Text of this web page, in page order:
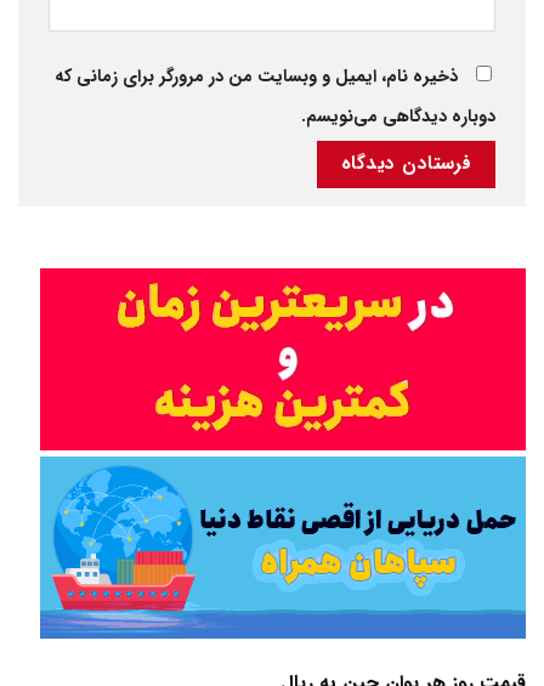
ذخیره نام، ایمیل و وبسایت من در مرورگر برای زمانی که
دوباره دیدگاهی می‌نویسم.